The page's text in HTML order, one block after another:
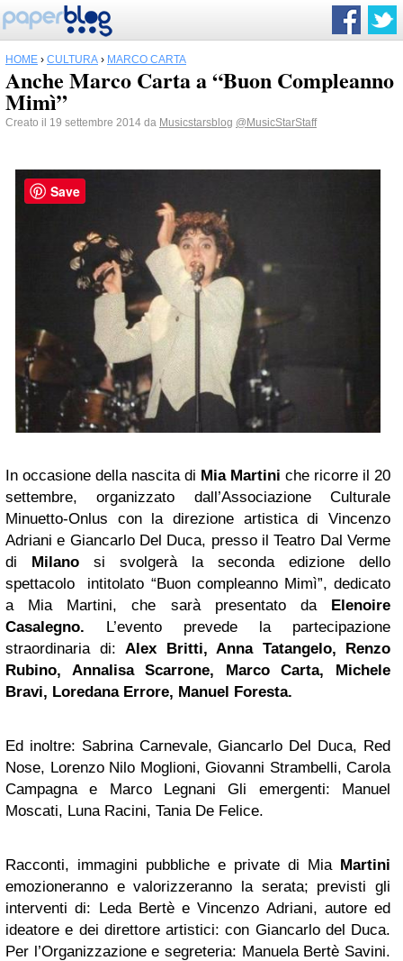
HOME › CULTURA › MARCO CARTA
Anche Marco Carta a “Buon Compleanno
Mimì”
Creato il 19 settembre 2014 da Musicstarsblog @MusicStarStaff
In occasione della nascita di Mia Martini che ricorre il 20
settembre, organizzato dall’Associazione Culturale
Minuetto-Onlus con la direzione artistica di Vincenzo
Adriani e Giancarlo Del Duca, presso il Teatro Dal Verme
di Milano si svolgerà la seconda edizione dello
spettacolo intitolato “Buon compleanno Mimì”, dedicato
a Mia Martini, che sarà presentato da Elenoire
Casalegno. L’evento prevede la partecipazione
straordinaria di: Alex Britti, Anna Tatangelo, Renzo
Rubino, Annalisa Scarrone, Marco Carta, Michele
Bravi, LoredanaErrore, Manuel Foresta.
Ed inoltre: Sabrina Carnevale, Giancarlo Del Duca, Red
Nose, Lorenzo Nilo Moglioni, Giovanni Strambelli, Carola
Campagna e Marco Legnani Gli emergenti: Manuel
Moscati, Luna Racini, Tania De Felice.
Racconti, immagini pubbliche e private di Mia Martini
emozioneranno e valorizzeranno la serata; previsti gli
interventi di: Leda Bertè e Vincenzo Adriani, autore ed
ideatore e dei direttore artistici: con Giancarlo del Duca.
Per l’Organizzazione e segreteria: Manuela Bertè Savini.
Save